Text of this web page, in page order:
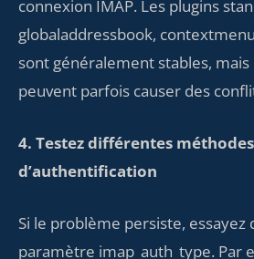
connexion IMAP. Les plugins
globaladdressbook,
sont généralement stables,
peuvent parfois causer des
4. Testez différentes méthodes
d’authentification
Si le problème persiste, essayez
paramètre imap_auth_type. Par